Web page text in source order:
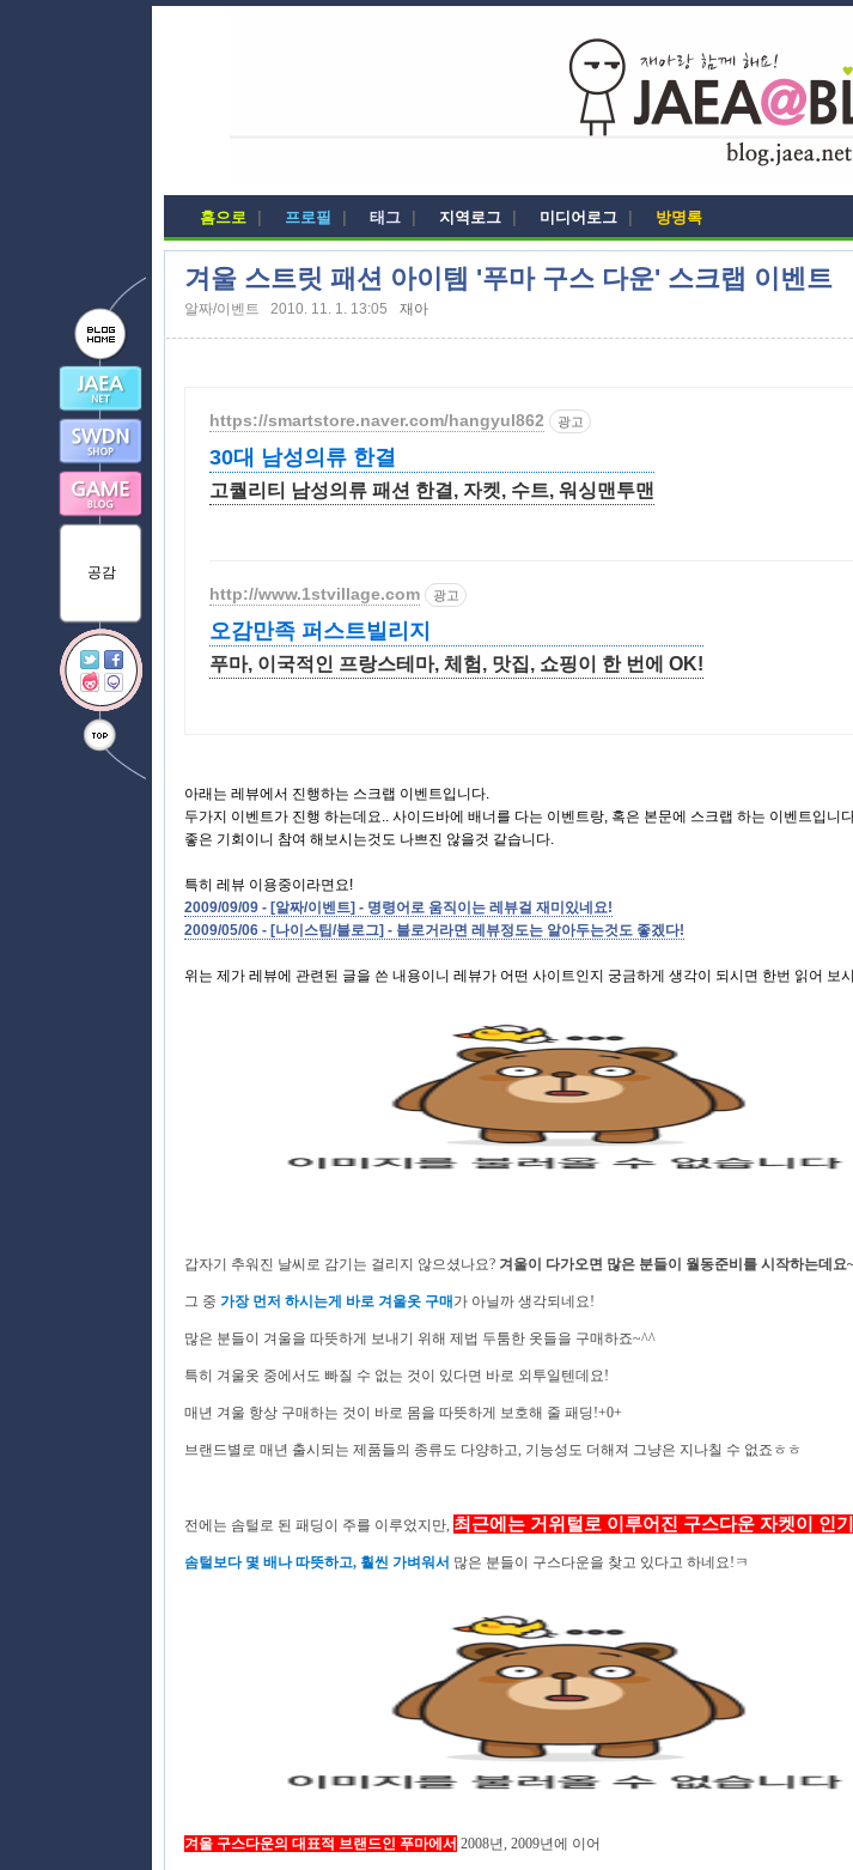
홈으로 프로필 태그 지역로그 미디어로그 방명록
겨울 스트릿 패션 아이템 '푸마 구스 다운' 스크랩 이벤트
알짜/이벤트 2010. 11. 1. 13:05 재아
https://smartstore.naver.com/hangyul862 광고
30대 남성의류 한결
고퀄리티 남성의류 패션 한결, 자켓, 수트, 워싱맨투맨
http://www.1stvillage.com 광고
오감만족 퍼스트빌리지
푸마, 이국적인 프랑스테마, 체험, 맛집, 쇼핑이 한 번에 OK!
아래는 레뷰에서 진행하는 스크랩 이벤트입니다.
두가지 이벤트가 진행 하는데요.. 사이드바에 배너를 다는 이벤트랑, 혹은 본문에 스크랩 하는 이벤트입니
좋은 기회이니 참여 해보시는것도 나쁘진 않을것 같습니다.
특히 레뷰 이용중이라면요!
2009/09/09 - [알짜/이벤트] - 명령어로 움직이는 레뷰걸 재미있네요!
2009/05/06 - [나이스팁/블로그] - 블로거라면 레뷰정도는 알아두는것도 좋겠다!
위는 제가 레뷰에 관련된 글을 쓴 내용이니 레뷰가 어떤 사이트인지 궁금하게 생각이 되시면 한번 읽어 보
갑자기 추워진 날씨 로 감기는 걸리지 않으셨나요? 겨울이 다가오면 많은 분들이 월동준비를 시작하는데요~
그 중 가장 먼저 하시는게 바로 겨울옷 구매 가 아닐까 생각되네요!
많은 분들이 겨울을 따뜻하게 보내기 위해 제법 두툼한 옷들을 구매하죠~^^
특히 겨울옷 중에서도 빠질 수 없는 것이 있다면 바로 외투일텐데요!
매년 겨울 항상 구매하는 것이 바로 몸을 따뜻하게 보호해 줄 패딩!+0+
브랜드별로 매년 출시되는 제품들의 종류도 다양하고, 기능성도 더해져 그냥은 지나칠 수 없죠ㅎㅎ
전에는 솜털로 된 패딩이 주를 이루었지만, 최근에는 거위털로 이루어진 구스다운 자켓이 인기
솜털보다 몇 배나 따뜻하고, 훨씬 가벼워서 많은 분들이 구스다운을 찾고 있다고 하네요!ㅋ
겨울 구스다운의 대표적 브랜드인 푸마에서 2008년, 2009년에 이어
공감